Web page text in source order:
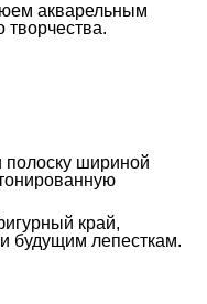
акварельным
творчества.
шириной
край,
будущим лепесткам.